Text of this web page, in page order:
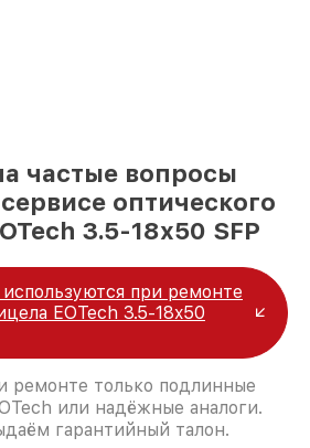
частые вопросы
оптического
3.5-18x50 SFP
используются при ремонте
EOTech 3.5-18x50
только подлинные
или надёжные аналоги.
гарантийный талон.